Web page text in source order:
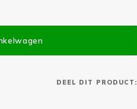
DEEL DIT PRODUCT: